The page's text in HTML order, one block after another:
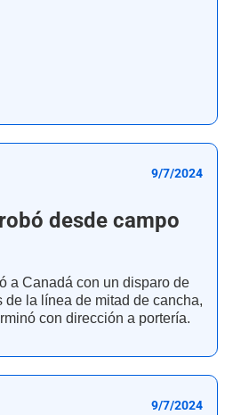
9/7/2024
desde campo
a Canadá con un disparo de
la línea de mitad de cancha,
con dirección a portería.
9/7/2024